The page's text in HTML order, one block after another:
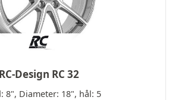
RC-Design RC 32
8", Diameter: 18", hål: 5